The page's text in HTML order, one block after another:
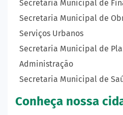
Secretaria Municipal de
Secretaria Municipal de
Serviços Urbanos
Secretaria Municipal de
Administração
Secretaria Municipal de
Conheça nossa